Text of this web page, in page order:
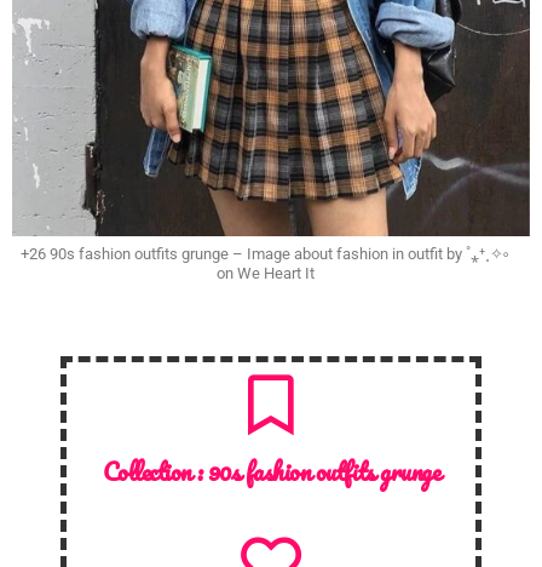
+26 90s fashion outfits grunge – Image about fashion in outfit by ˚⁎⁺˳✧༚
on We Heart It
Collection :90s fashion outfits grunge